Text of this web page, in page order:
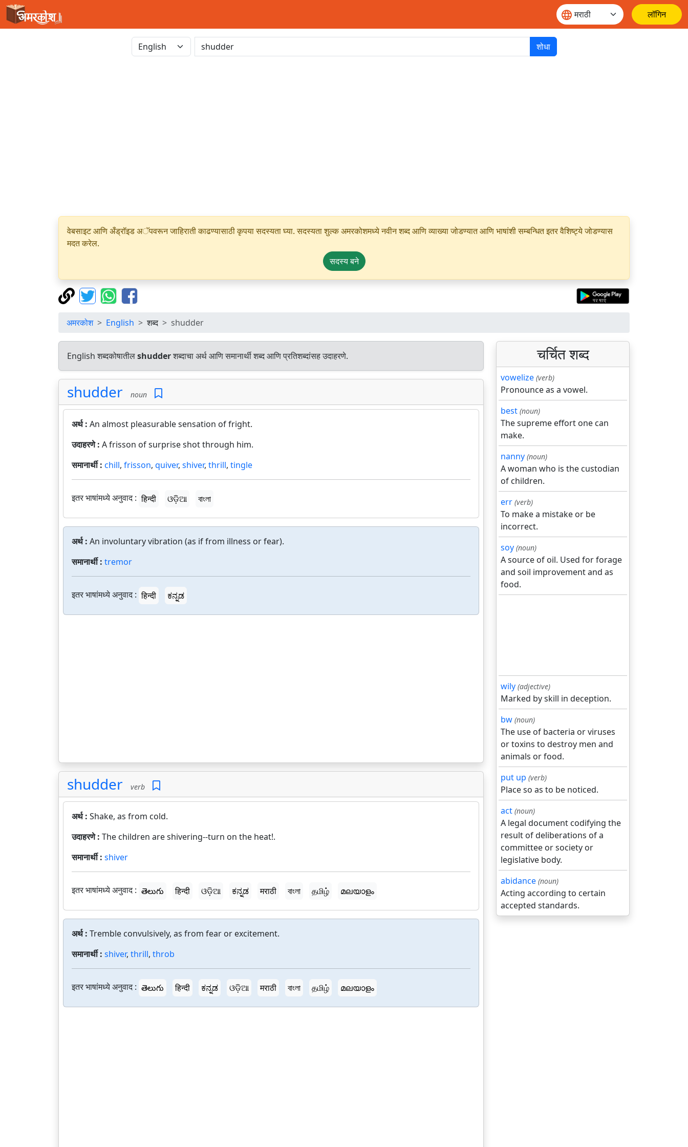
लॉगिन
शोधा
वेबसाइट आणि अँड्रॉइड अॅपवरून जाहिराती काढण्यासाठी कृपया सदस्यता घ्या. सदस्यता शुल्क अमरकोशमध्ये नवीन शब्द आणि व्याख्या जोडण्यात आणि भाषांशी सम्बन्धित इतर वैशिष्ट्ये जोडण्यास
मदत करेल.
सदस्य बने
अमरकोश English शब्द shudder
English शब्दकोषातीलshudderशब्दाचा अर्थ आणि समानार्थी शब्द आणि प्रतिशब्दांसह उदाहरणे.
shudder noun
अर्थ : An almost pleasurable sensation of fright.
उदाहरणे : A frisson of surprise shot through him.
समानार्थी : chill, frisson, quiver, shiver, thrill, tingle
इतर भाषांमध्ये अनुवाद : हिन्दी ଓଡ଼ିଆ বাংলা
अर्थ : An involuntary vibration (as if from illness or fear).
समानार्थी : tremor
इतर भाषांमध्ये अनुवाद : हिन्दी ಕನ್ನಡ
shudder verb
अर्थ : Shake, as from cold.
उदाहरणे : The children are shivering--turn on the heat!.
समानार्थी : shiver
इतर भाषांमध्ये अनुवाद : తెలుగు हिन्दी ଓଡ଼ିଆ ಕನ್ನಡ मराठी বাংলা தமிழ் മലയാളം
अर्थ : Tremble convulsively, as from fear or excitement.
समानार्थी : shiver, thrill, throb
इतर भाषांमध्ये अनुवाद : తెలుగు हिन्दी ಕನ್ನಡ ଓଡ଼ିଆ मराठी বাংলা தமிழ் മലയാളം
चर्चित शब्द
vowelize (verb)
Pronounce as a vowel.
best (noun)
The supreme effort one can
make.
nanny (noun)
A woman who is the custodian
of children.
err (verb)
To make a mistake or be
incorrect.
soy (noun)
A source of oil. Used for forage
and soil improvement and as
food.
wily (adjective)
Marked by skill in deception.
bw (noun)
The use of bacteria or viruses
or toxins to destroy men and
animals or food.
put up (verb)
Place so as to be noticed.
act (noun)
A legal document codifying the
result of deliberations of a
committee or society or
legislative body.
abidance (noun)
Acting according to certain
accepted standards.